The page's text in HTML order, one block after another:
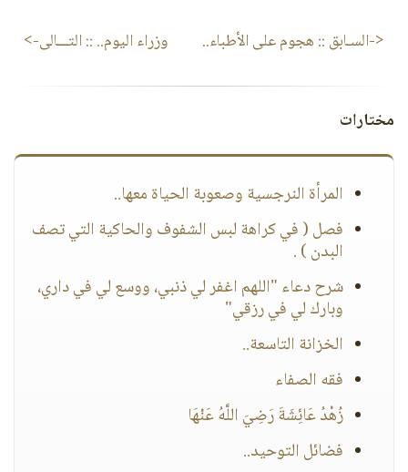
<-السـابق :: هجوم على الأطباء.. وزراء اليوم.. :: التـــالى->
مختارات
المرأة النرجسية وصعوبة الحياة معها..
فصل ( في كراهة لبس الشفوف والحاكية التي تصف
البدن ) .
شرح دعاء "اللهم اغفر لي ذنبي، ووسع لي في داري،
وبارك لي في رزقي"
الخزانة التاسعة..
فقه الصفاء
زُهْدُ عَائِشَةَ رَضِيَ اللَّهُ عَنْهَا
فضائل التوحيد..